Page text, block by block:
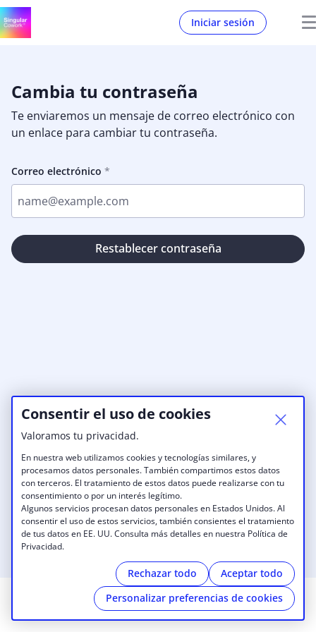
Consentir el uso de cookies
Valoramos tu privacidad.
En nuestra web utilizamos cookies y tecnologías similares, y
procesamos datos personales. También compartimos estos datos
con terceros. El tratamiento de estos datos puede realizarse con tu
consentimiento o por un interés legítimo.
Algunos servicios procesan datos personales en Estados Unidos. Al
consentir el uso de estos servicios, también consientes el tratamiento
de tus datos en EE. UU. Consulta más detalles en nuestra Política de
Privacidad.
Rechazar todo
Aceptar todo
Personalizar preferencias de cookies
Iniciar sesión
Cambia tu contraseña
Te enviaremos un mensaje de correo electrónico con
un enlace para cambiar tu contraseña.
Correo electrónico
Restablecer contraseña